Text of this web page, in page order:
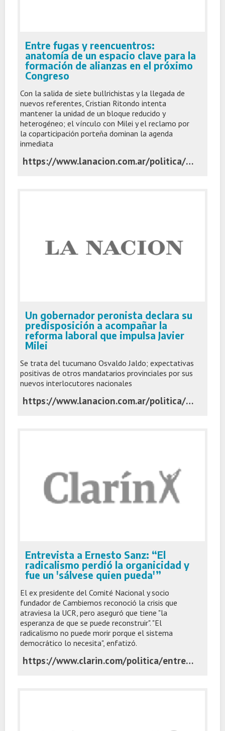
Entre fugas y reencuentros:
anatomía de un espacio clave para la
formación de alianzas en el próximo
Congreso
Con la salida de siete bullrichistas y la llegada de
nuevos referentes, Cristian Ritondo intenta
mantener la unidad de un bloque reducido y
heterogéneo; el vínculo con Milei y el reclamo por
la coparticipación porteña dominan la agenda
inmediata
https://www.lanacion.com.ar/politica/entre-fugas-y-reencuentros-anatomia-de-un-espacio-clave-para-la-formacion-de-alianzas-en-el-proximo-nid03112025/
Un gobernador peronista declara su
predisposición a acompañar la
reforma laboral que impulsa Javier
Milei
Se trata del tucumano Osvaldo Jaldo; expectativas
positivas de otros mandatarios provinciales por sus
nuevos interlocutores nacionales
https://www.lanacion.com.ar/politica/un-gobernador-peronista-declara-su-predisposicion-a-acompanar-la-reforma-laboral-que-impulsa-javier-nid03112025/
Entrevista a Ernesto Sanz: “El
radicalismo perdió la organicidad y
fue un 'sálvese quien pueda'”
El ex presidente del Comité Nacional y socio
fundador de Cambiemos reconoció la crisis que
atraviesa la UCR, pero aseguró que tiene "la
esperanza de que se puede reconstruir". "El
radicalismo no puede morir porque el sistema
democrático lo necesita", enfatizó.
https://www.clarin.com/politica/entrevista-ernesto-sanz-radicalismo-perdio-organicidad-salvese-pueda_0_0VOp3Vvqi0.html